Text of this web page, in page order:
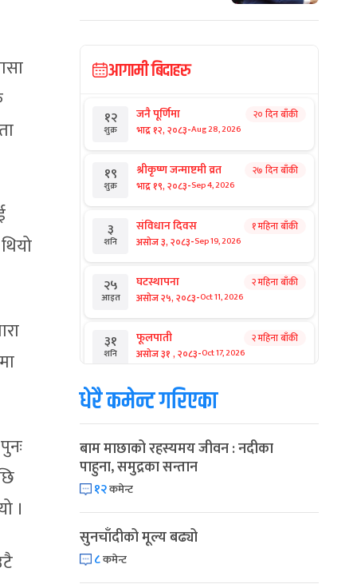
।
आगामी बिदाहरु
१२
शुक्र
जनै पूर्णिमा
भाद्र १२, २०८३-Aug 28, 2026
२० दिन बाँकी
१९
शुक्र
श्रीकृष्ण जन्माष्टमी व्रत
भाद्र १९, २०८३-Sep 4, 2026
२७ दिन बाँकी
३
शनि
संविधान दिवस
असोज ३, २०८३-Sep 19, 2026
१ महिना बाँकी
२५
आइत
घटस्थापना
असोज २५, २०८३-Oct 11, 2026
२ महिना बाँकी
३१
शनि
फूलपाती
असोज ३१ , २०८३-Oct 17, 2026
२ महिना बाँकी
१
आइत
कार्तिक सङ्क्रान्ति
कार्तिक १, २०८३-Oct 18, 2026
३
मंगल
महानवमी
कार्तिक ३, २०८३-
२ महिना बाँकी
४
५
-
धेरै कमेन्ट गरिएका
बाम माछाको रहस्यमय जीवन : नदीका
पाहुना, समुद्रका सन्तान
१२कमेन्ट
सुनचाँदीको मूल्य बढ्यो
८कमेन्ट